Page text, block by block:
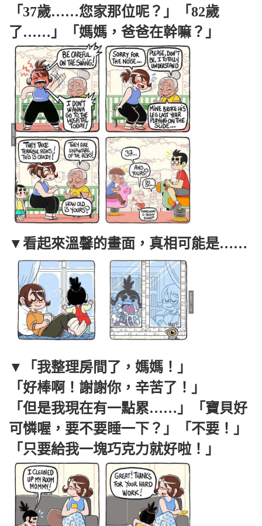
「37歲……您家那位呢？」「82歲
了……」「媽媽，爸爸在幹嘛？」
▼看起來溫馨的畫面，真相可能是……
▼「我整理房間了，媽媽！」
「好棒啊！謝謝你，辛苦了！」
「但是我現在有一點累……」「寶貝好
可憐喔，要不要睡一下？」「不要！」
「只要給我一塊巧克力就好啦！」